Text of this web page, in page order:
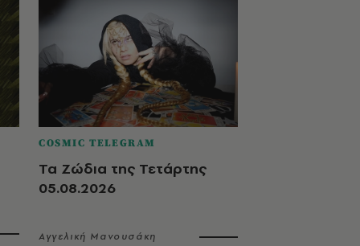
COSMIC TELEGRAM
Τα Ζώδια της Τετάρτης
05.08.2026
Αγγελική Μανουσάκη